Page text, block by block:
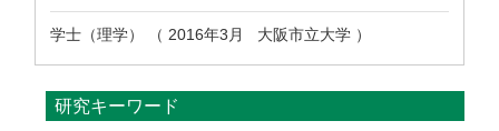
学士（理学） （ 2016年3月 大阪市立大学 ）
研究キーワード